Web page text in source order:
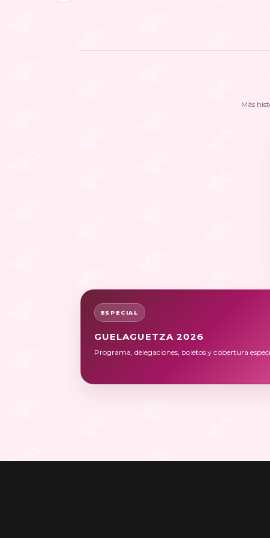
Más
ESPECIAL
GUELAGUETZA 2026
Programa, delegaciones, boletos y cobertura